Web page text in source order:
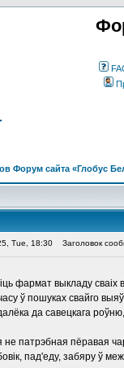
Форум сайта «Глобус
Tue, 18:30 Заголовок
фармат выкладу сваіх
ў пошуках свайго
да савецкага
не патрэбная пёравая
пад'еду, забяру ў